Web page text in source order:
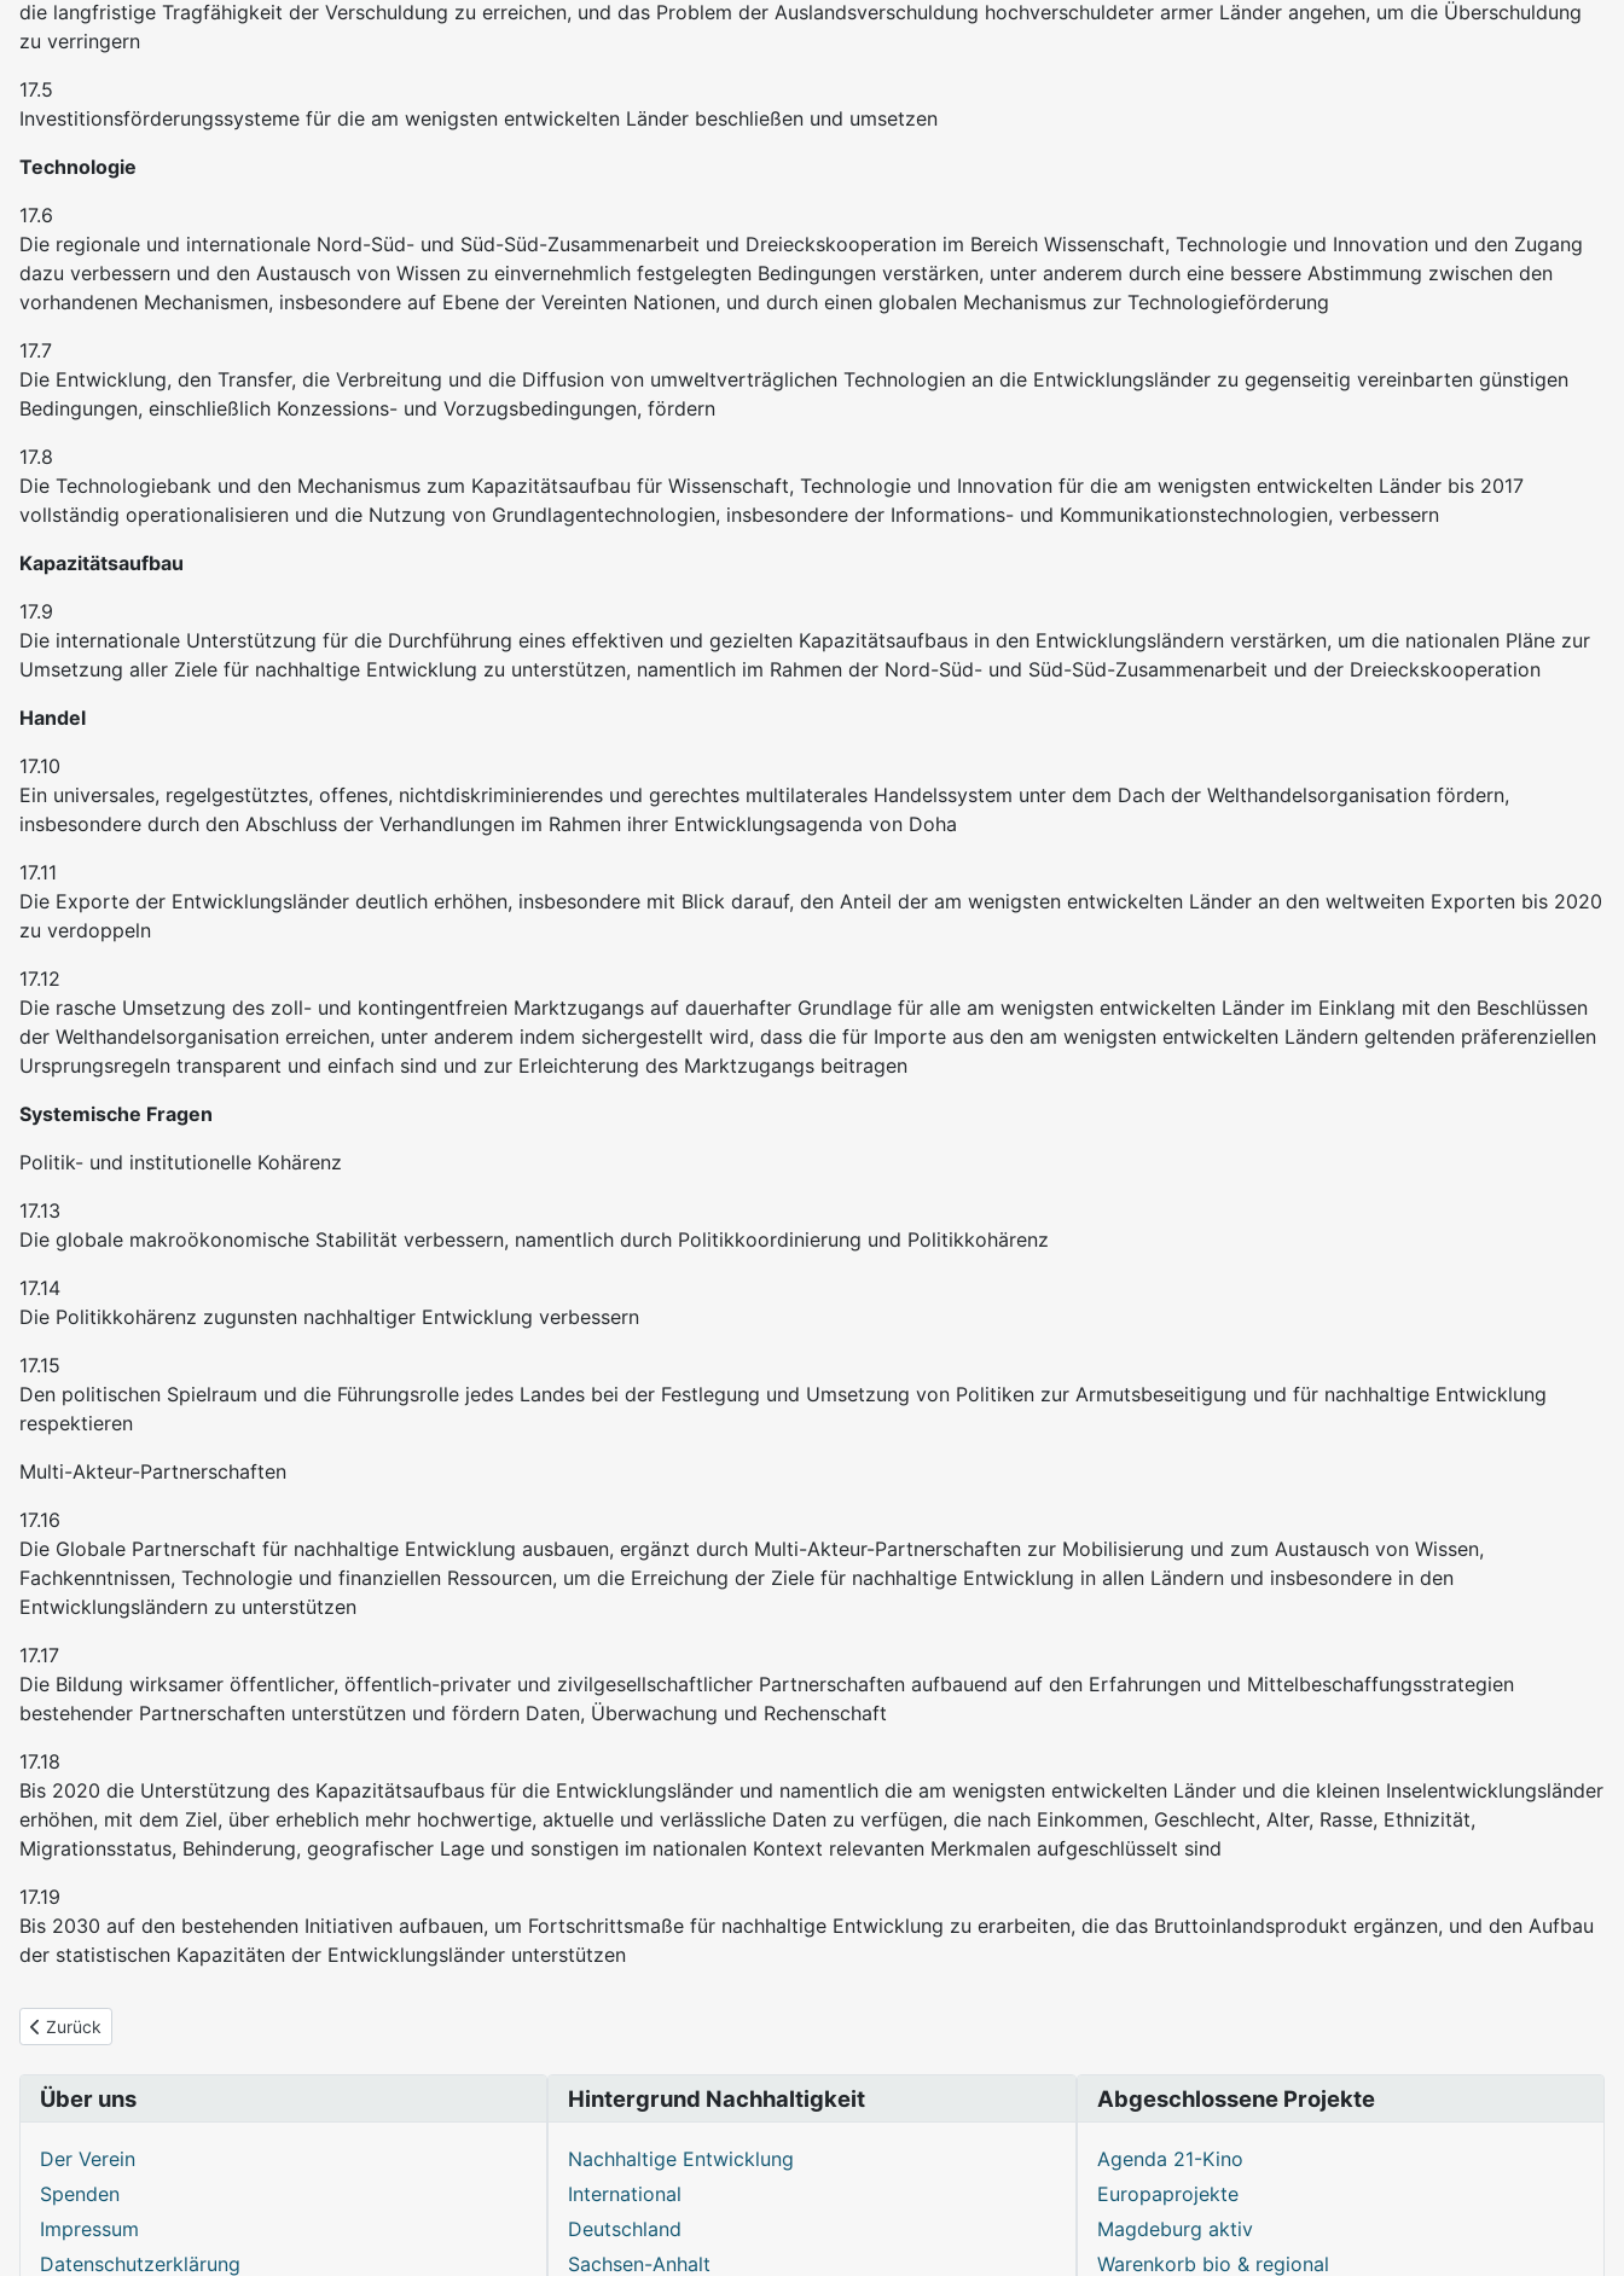
die langfristige Tragfähigkeit der Verschuldung zu erreichen, und das Problem der Auslandsverschuldung hochverschuldeter armer Länder angehen, um die Überschuldung
zu verringern
17.5
Investitionsförderungssysteme für die am wenigsten entwickelten Länder beschließen und umsetzen
Technologie
17.6
Die regionale und internationale Nord-Süd- und Süd-Süd-Zusammenarbeit und Dreieckskooperation im Bereich Wissenschaft, Technologie und Innovation und den Zugang
dazu verbessern und den Austausch von Wissen zu einvernehmlich festgelegten Bedingungen verstärken, unter anderem durch eine bessere Abstimmung zwischen den
vorhandenen Mechanismen, insbesondere auf Ebene der Vereinten Nationen, und durch einen globalen Mechanismus zur Technologieförderung
17.7
Die Entwicklung, den Transfer, die Verbreitung und die Diffusion von umweltverträglichen Technologien an die Entwicklungsländer zu gegenseitig vereinbarten günstigen
Bedingungen, einschließlich Konzessions- und Vorzugsbedingungen, fördern
17.8
Die Technologiebank und den Mechanismus zum Kapazitätsaufbau für Wissenschaft, Technologie und Innovation für die am wenigsten entwickelten Länder bis 2017
vollständig operationalisieren und die Nutzung von Grundlagentechnologien, insbesondere der Informations- und Kommunikationstechnologien, verbessern
Kapazitätsaufbau
17.9
Die internationale Unterstützung für die Durchführung eines effektiven und gezielten Kapazitätsaufbaus in den Entwicklungsländern verstärken, um die nationalen Pläne zur
Umsetzung aller Ziele für nachhaltige Entwicklung zu unterstützen, namentlich im Rahmen der Nord-Süd- und Süd-Süd-Zusammenarbeit und der Dreieckskooperation
Handel
17.10
Ein universales, regelgestütztes, offenes, nichtdiskriminierendes und gerechtes multilaterales Handelssystem unter dem Dach der Welthandelsorganisation fördern,
insbesondere durch den Abschluss der Verhandlungen im Rahmen ihrer Entwicklungsagenda von Doha
17.11
Die Exporte der Entwicklungsländer deutlich erhöhen, insbesondere mit Blick darauf, den Anteil der am wenigsten entwickelten Länder an den weltweiten Exporten bis 2020
zu verdoppeln
17.12
Die rasche Umsetzung des zoll- und kontingentfreien Marktzugangs auf dauerhafter Grundlage für alle am wenigsten entwickelten Länder im Einklang mit den Beschlüssen
der Welthandelsorganisation erreichen, unter anderem indem sichergestellt wird, dass die für Importe aus den am wenigsten entwickelten Ländern geltenden präferenziellen
Ursprungsregeln transparent und einfach sind und zur Erleichterung des Marktzugangs beitragen
Systemische Fragen
Politik- und institutionelle Kohärenz
17.13
Die globale makroökonomische Stabilität verbessern, namentlich durch Politikkoordinierung und Politikkohärenz
17.14
Die Politikkohärenz zugunsten nachhaltiger Entwicklung verbessern
17.15
Den politischen Spielraum und die Führungsrolle jedes Landes bei der Festlegung und Umsetzung von Politiken zur Armutsbeseitigung und für nachhaltige Entwicklung
respektieren
Multi-Akteur-Partnerschaften
17.16
Die Globale Partnerschaft für nachhaltige Entwicklung ausbauen, ergänzt durch Multi-Akteur-Partnerschaften zur Mobilisierung und zum Austausch von Wissen,
Fachkenntnissen, Technologie und finanziellen Ressourcen, um die Erreichung der Ziele für nachhaltige Entwicklung in allen Ländern und insbesondere in den
Entwicklungsländern zu unterstützen
17.17
Die Bildung wirksamer öffentlicher, öffentlich-privater und zivilgesellschaftlicher Partnerschaften aufbauend auf den Erfahrungen und Mittelbeschaffungsstrategien
bestehender Partnerschaften unterstützen und fördern Daten, Überwachung und Rechenschaft
17.18
Bis 2020 die Unterstützung des Kapazitätsaufbaus für die Entwicklungsländer und namentlich die am wenigsten entwickelten Länder und die kleinen Inselentwicklungsländer
erhöhen, mit dem Ziel, über erheblich mehr hochwertige, aktuelle und verlässliche Daten zu verfügen, die nach Einkommen, Geschlecht, Alter, Rasse, Ethnizität,
Migrationsstatus, Behinderung, geografischer Lage und sonstigen im nationalen Kontext relevanten Merkmalen aufgeschlüsselt sind
17.19
Bis 2030 auf den bestehenden Initiativen aufbauen, um Fortschrittsmaße für nachhaltige Entwicklung zu erarbeiten, die das Bruttoinlandsprodukt ergänzen, und den Aufbau
der statistischen Kapazitäten der Entwicklungsländer unterstützen
Vorheriger Beitrag: Ziel 16: Frieden, Gerechtigkeit und starke Institutionen
Zurück
Über uns
Der Verein
Spenden
Impressum
Datenschutzerklärung
Hintergrund Nachhaltigkeit
Nachhaltige Entwicklung
International
Deutschland
Sachsen-Anhalt
Abgeschlossene Projekte
Agenda 21-Kino
Europaprojekte
Magdeburg aktiv
Warenkorb bio & regional